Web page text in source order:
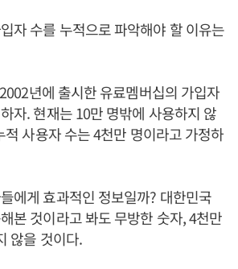
자 수를 누적으로 파악해야 할 이유는
년에 출시한 유료멤버십의 가입자
자. 현재는 10만 명밖에 사용하지 않
사용자 수는 4천만 명이라고 가정하
에게 효과적인 정보일까? 대한민국
본 것이라고 봐도 무방한 숫자, 4천만
않을 것이다.